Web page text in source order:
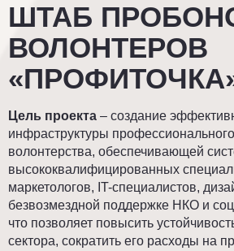
ШТАБ
ВОЛОНТЕРОВ
Цель проекта – создание
инфраструктуры
волонтерства, обеспечивающей
высококвалифицированных
маркетологов, IT-специалистов,
безвозмездной поддержке НКО и
что позволяет повысить
сектора, сократить его расходы на